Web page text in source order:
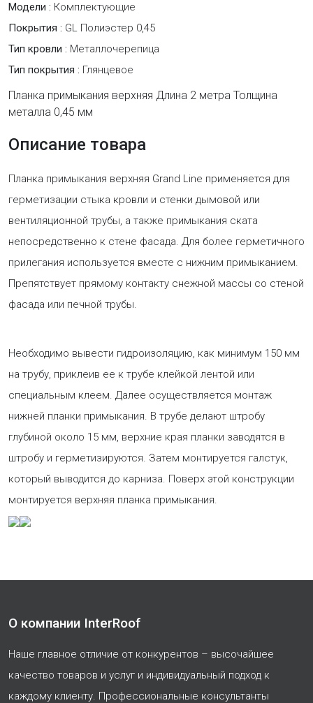
Модели : Комплектующие
Покрытия : GL Полиэстер 0,45
Тип кровли : Металлочерепица
Тип покрытия : Глянцевое
Планка примыкания верхняя Длина 2 метра Толщина
металла 0,45 мм
Описание товара
Планка примыкания верхняя Grand Line применяется для
герметизации стыка кровли и стенки дымовой или
вентиляционной трубы, а также примыкания ската
непосредственно к стене фасада. Для более герметичного
прилегания используется вместе с нижним примыканием.
Препятствует прямому контакту снежной массы со стеной
фасада или печной трубы.
Необходимо вывести гидроизоляцию, как минимум 150 мм
на трубу, приклеив ее к трубе клейкой лентой или
специальным клеем. Далее осуществляется монтаж
нижней планки примыкания. В трубе делают штробу
глубиной около 15 мм, верхние края планки заводятся в
штробу и герметизируются. Затем монтируется галстук,
который выводится до карниза. Поверх этой конструкции
монтируется верхняя планка примыкания.
О компании InterRoof
Наше главное отличие от конкурентов – высочайшее
качество товаров и услуг и индивидуальный подход к
каждому клиенту. Профессиональные консультанты